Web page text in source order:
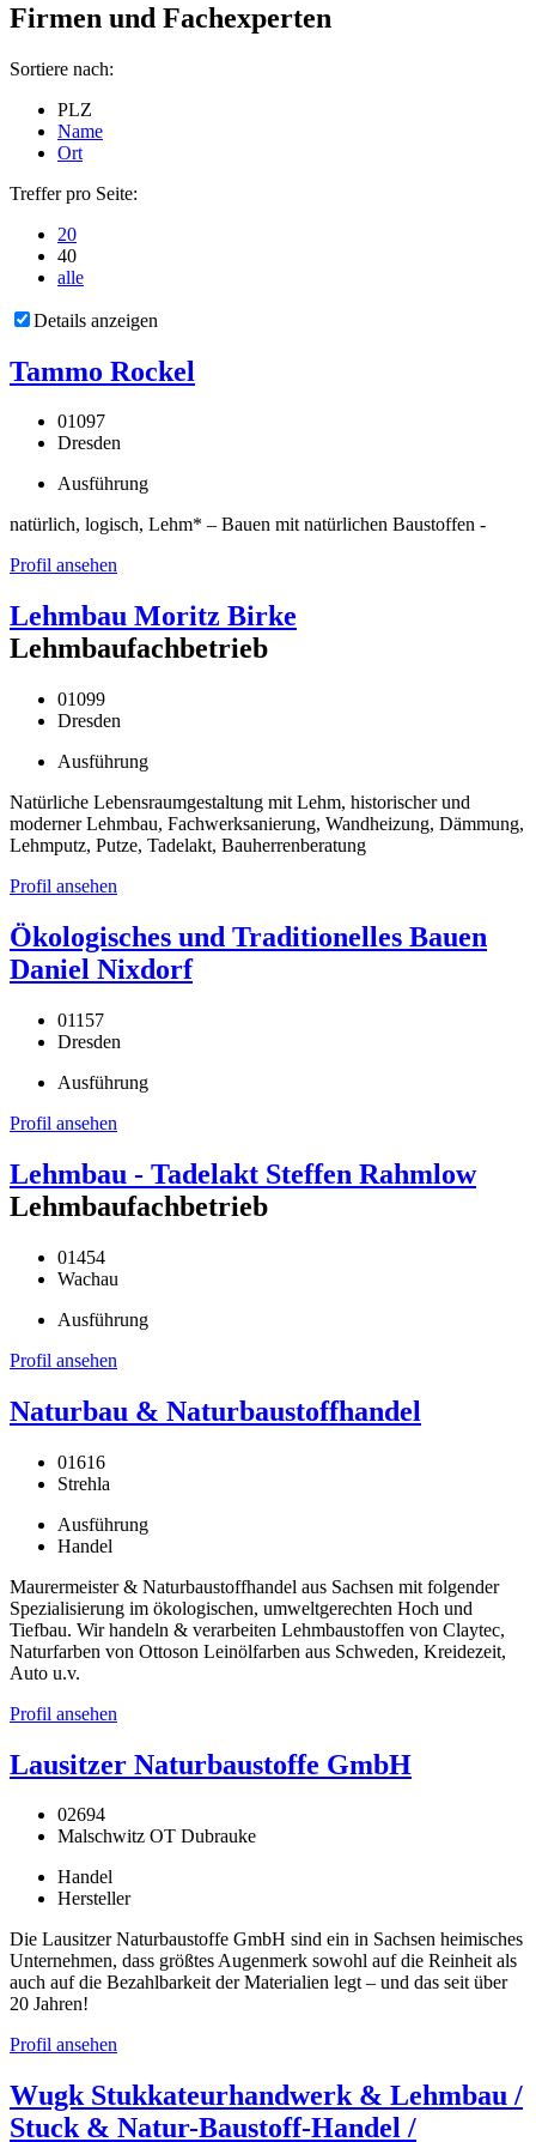
Firmen und Fachexperten
Sortiere nach:
PLZ
Name
Ort
Treffer pro Seite:
20
40
alle
Details anzeigen
Tammo Rockel
01097
Dresden
Ausführung
natürlich, logisch, Lehm* – Bauen mit natürlichen Baustoffen -
Profil ansehen
Lehmbau Moritz Birke
Lehmbaufachbetrieb
01099
Dresden
Ausführung
Natürliche Lebensraumgestaltung mit Lehm, historischer und
moderner Lehmbau, Fachwerksanierung, Wandheizung, Dämmung,
Lehmputz, Putze, Tadelakt, Bauherrenberatung
Profil ansehen
Ökologisches und Traditionelles Bauen
Daniel Nixdorf
01157
Dresden
Ausführung
Profil ansehen
Lehmbau - Tadelakt Steffen Rahmlow
Lehmbaufachbetrieb
01454
Wachau
Ausführung
Profil ansehen
Naturbau & Naturbaustoffhandel
01616
Strehla
Ausführung
Handel
Maurermeister & Naturbaustoffhandel aus Sachsen mit folgender
Spezialisierung im ökologischen, umweltgerechten Hoch und
Tiefbau. Wir handeln & verarbeiten Lehmbaustoffen von Claytec,
Naturfarben von Ottoson Leinölfarben aus Schweden, Kreidezeit,
Auto u.v.
Profil ansehen
Lausitzer Naturbaustoffe GmbH
02694
Malschwitz OT Dubrauke
Handel
Hersteller
Die Lausitzer Naturbaustoffe GmbH sind ein in Sachsen heimisches
Unternehmen, dass größtes Augenmerk sowohl auf die Reinheit als
auch auf die Bezahlbarkeit der Materialien legt – und das seit über
20 Jahren!
Profil ansehen
Wugk Stukkateurhandwerk & Lehmbau /
Stuck & Natur-Baustoff-Handel /